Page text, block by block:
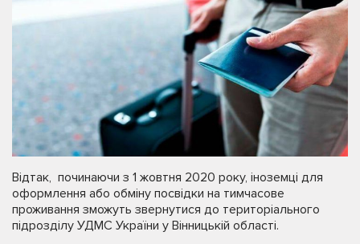
Відтак, починаючи з 1 жовтня 2020 року, іноземці для
оформлення або обміну посвідки на тимчасове
проживання зможуть звернутися до територіального
підрозділу УДМС України у Вінницькій області.